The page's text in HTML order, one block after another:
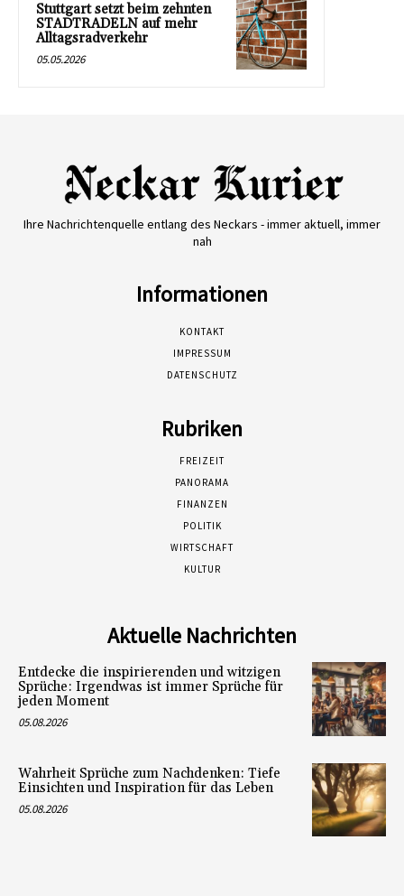
Stuttgart setzt beim zehnten
STADTRADELN auf mehr
Alltagsradverkehr
05.05.2026
Ihre Nachrichtenquelle entlang des Neckars - immer aktuell, immer
nah
Informationen
KONTAKT
IMPRESSUM
DATENSCHUTZ
Rubriken
FREIZEIT
PANORAMA
FINANZEN
POLITIK
WIRTSCHAFT
KULTUR
Aktuelle Nachrichten
Entdecke die inspirierenden und witzigen
Sprüche: Irgendwas ist immer Sprüche für
jeden Moment
05.08.2026
Wahrheit Sprüche zum Nachdenken: Tiefe
Einsichten und Inspiration für das Leben
05.08.2026